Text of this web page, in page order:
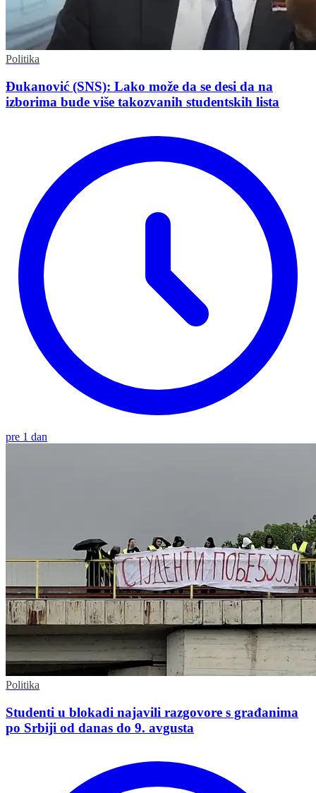
Politika
Đukanović (SNS): Lako može da se desi da na
izborima bude više takozvanih studentskih lista
pre 1 dan
Politika
Studenti u blokadi najavili razgovore s građanima
po Srbiji od danas do 9. avgusta